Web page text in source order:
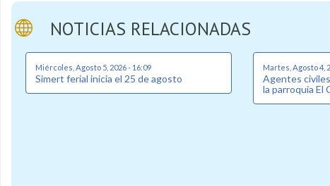
NOTICIAS RELACIONADAS
Miércoles, Agosto 5, 2026 - 16:09
Simert ferial inicia el 25 de agosto
Martes, Agosto 4,
Agentes
la parroquia El